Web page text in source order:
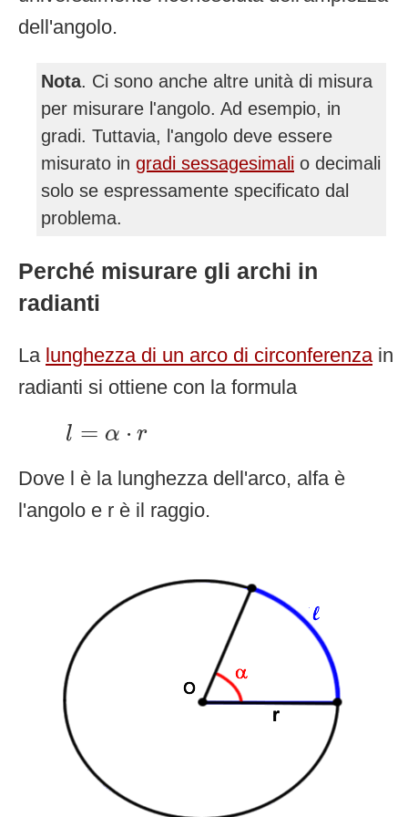
dell'angolo.
Nota. Ci sono anche altre unità di misura
per misurare l'angolo. Ad esempio, in
gradi. Tuttavia, l'angolo deve essere
misurato in gradi sessagesimali o decimali
solo se espressamente specificato dal
problema.
Perché misurare gli archi in
radianti
La lunghezza di un arco di circonferenza in
radianti si ottiene con la formula
l = α ⋅ r
α⋅
Dove l è la lunghezza dell'arco, alfa è
l'angolo e r è il raggio.